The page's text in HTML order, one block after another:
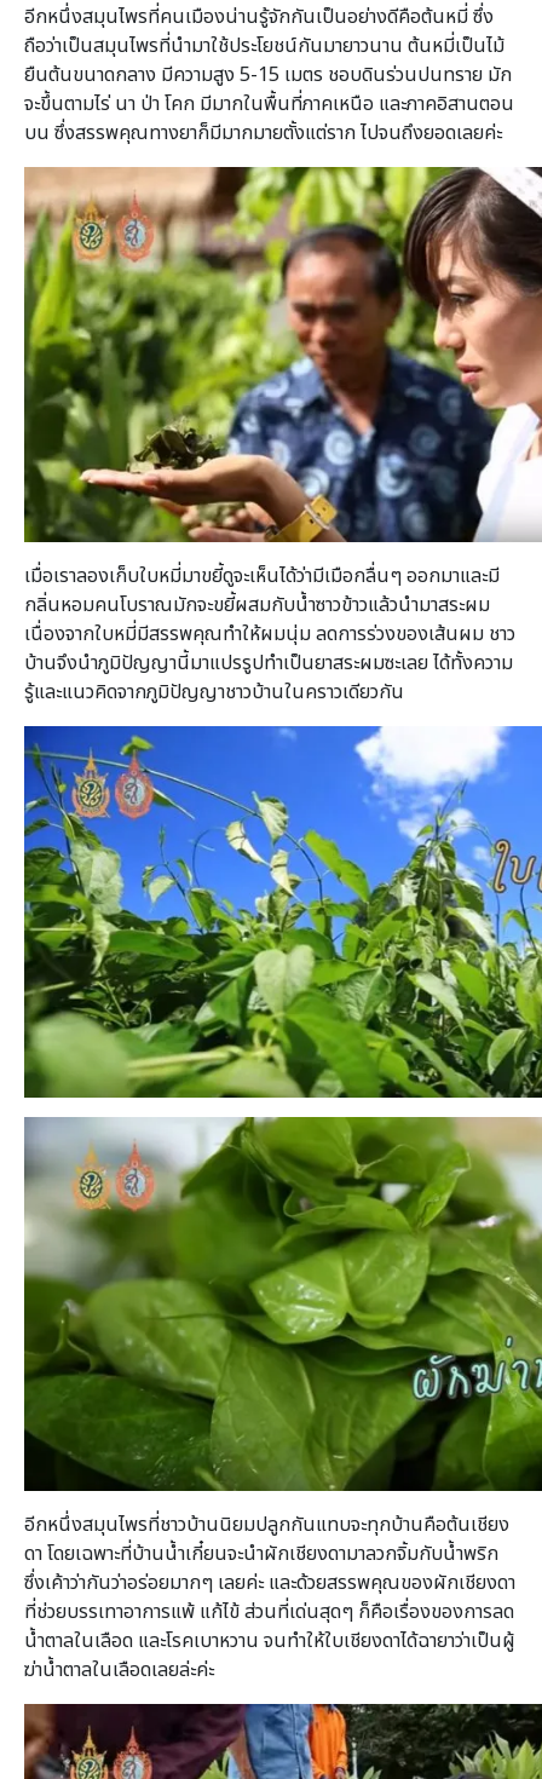
อีกหนึ่งสมุนไพรที่คนเมืองน่านรู้จักกันเป็นอย่างดีคือต้นหมี่ ซึ่ง
ถือว่าเป็นสมุนไพรที่นำมาใช้ประโยชน์กันมายาวนาน ต้นหมี่เป็นไม้
ยืนต้นขนาดกลาง มีความสูง 5-15 เมตร ชอบดินร่วนปนทราย มัก
จะขึ้นตามไร่ นา ป่า โคก มีมากในพื้นที่ภาคเหนือ และภาคอิสานตอน
บน ซึ่งสรรพคุณทางยาก็มีมากมายตั้งแต่ราก ไปจนถึงยอดเลยค่ะ
เมื่อเราลองเก็บใบหมี่มาขยี้ดูจะเห็นได้ว่ามีเมือกลื่นๆ ออกมาและมี
กลิ่นหอมคนโบราณมักจะขยี้ผสมกับน้ำซาวข้าวแล้วนำมาสระผม
เนื่องจากใบหมี่มีสรรพคุณทำให้ผมนุ่ม ลดการร่วงของเส้นผม ชาว
บ้านจึงนำภูมิปัญญานี้มาแปรรูปทำเป็นยาสระผมซะเลย ได้ทั้งความ
รู้และแนวคิดจากภูมิปัญญาชาวบ้านในคราวเดียวกัน
อีกหนึ่งสมุนไพรที่ชาวบ้านนิยมปลูกกันแทบจะทุกบ้านคือต้นเชียง
ดา โดยเฉพาะที่บ้านน้ำเกี๋ยนจะนำผักเชียงดามาลวกจิ้มกับน้ำพริก
ซึ่งเค้าว่ากันว่าอร่อยมากๆ เลยค่ะ และด้วยสรรพคุณของผักเชียงดา
ที่ช่วยบรรเทาอาการแพ้ แก้ไข้ ส่วนที่เด่นสุดๆ ก็คือเรื่องของการลด
น้ำตาลในเลือด และโรคเบาหวาน จนทำให้ใบเชียงดาได้ฉายาว่าเป็นผู้
ฆ่าน้ำตาลในเลือดเลยล่ะค่ะ